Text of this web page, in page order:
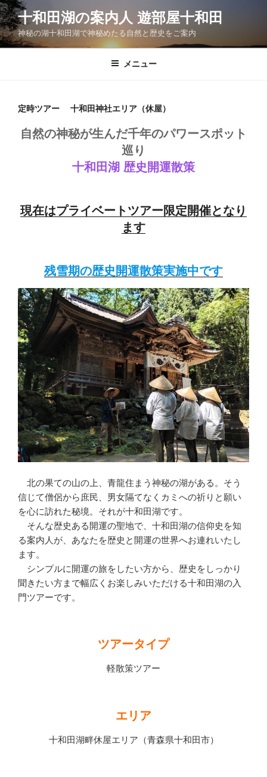
コ
ン
テ
ン
十和田湖の案内人 遊部屋十和田
神秘の湖十和田湖で神秘めたる自然と歴史をご案内
メニュー
定時ツアー 十和田神社エリア（休屋）
自然の神秘が生んだ千年のパワースポット
巡り
十和田湖 歴史開運散策
現在はプライベートツアー限定開催となり
ます
残雪期の歴史開運散策実施中です
北の果ての山の上、青龍住まう神秘の湖がある。そう
信じて僧侶から庶民、男女隔てなくカミへの祈りと願い
を心に訪れた秘境。それが十和田湖です。
そんな歴史ある開運の聖地で、十和田湖の信仰史を知
る案内人が、あなたを歴史と開運の世界へお連れいたし
ます。
シンプルに開運の旅をしたい方から、歴史をしっかり
聞きたい方まで幅広くお楽しみいただける十和田湖の入
門ツアーです。
ツアータイプ
軽散策ツアー
エリア
十和田湖畔休屋エリア（青森県十和田市）